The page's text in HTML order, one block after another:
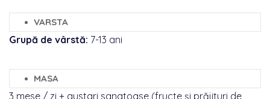
VARSTA
Grupă de vârstă: 7-13 ani
MASA
3 mese / zi + gustari sanatoase (fructe și prăjituri de